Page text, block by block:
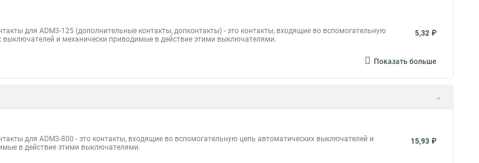
для ADM3-125 (дополнительные контакты, допконтакты) - это контакты, входящие во вспомогательную
выключателей и механически приводимые в действие этими выключателями.
5,32 ₽
Показать больше
для ADM3-800 - это контакты, входящие во вспомогательную цепь автоматических выключателей и
в действие этими выключателями.
15,93 ₽